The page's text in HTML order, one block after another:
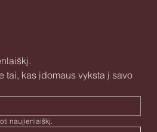
tai, kas įdomaus vyksta į savo